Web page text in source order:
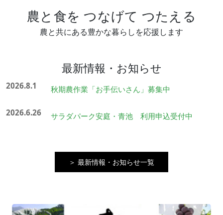
農と食を つなげて つたえる
農と共にある豊かな暮らしを応援します
最新情報・お知らせ
2026.8.1 秋期農作業「お手伝いさん」募集中
2026.6.26 サラダパーク安庭・青池 利用申込受付中
＞ 最新情報・お知らせ一覧